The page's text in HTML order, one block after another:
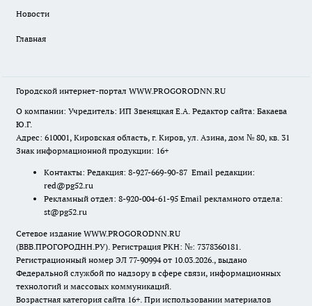
Новости
Главная
Городской интернет-портал WWW.PROGORODNN.RU
О компании: Учредитель: ИП Звеняцкая Е.А. Редактор сайта: Бакаева
Ю.Г.
Адрес: 610001, Кировская область, г. Киров, ул. Азина, дом № 80, кв. 31
Знак информационной продукции: 16+
Контакты: Редакция: 8-927-669-90-87 Email редакции:
red@pg52.ru
Рекламный отдел: 8-920-004-61-95 Email рекламного отдела:
st@pg52.ru
Сетевое издание WWW.PROGORODNN.RU
(ВВВ.ПРОГОРОДНН.РУ). Регистрация РКН: №: 7378360181.
Регистрационный номер ЭЛ 77-90994 от 10.03.2026., выдано
Федеральной службой по надзору в сфере связи, информационных
технологий и массовых коммуникаций.
Возрастная категория сайта 16+. При использовании материалов